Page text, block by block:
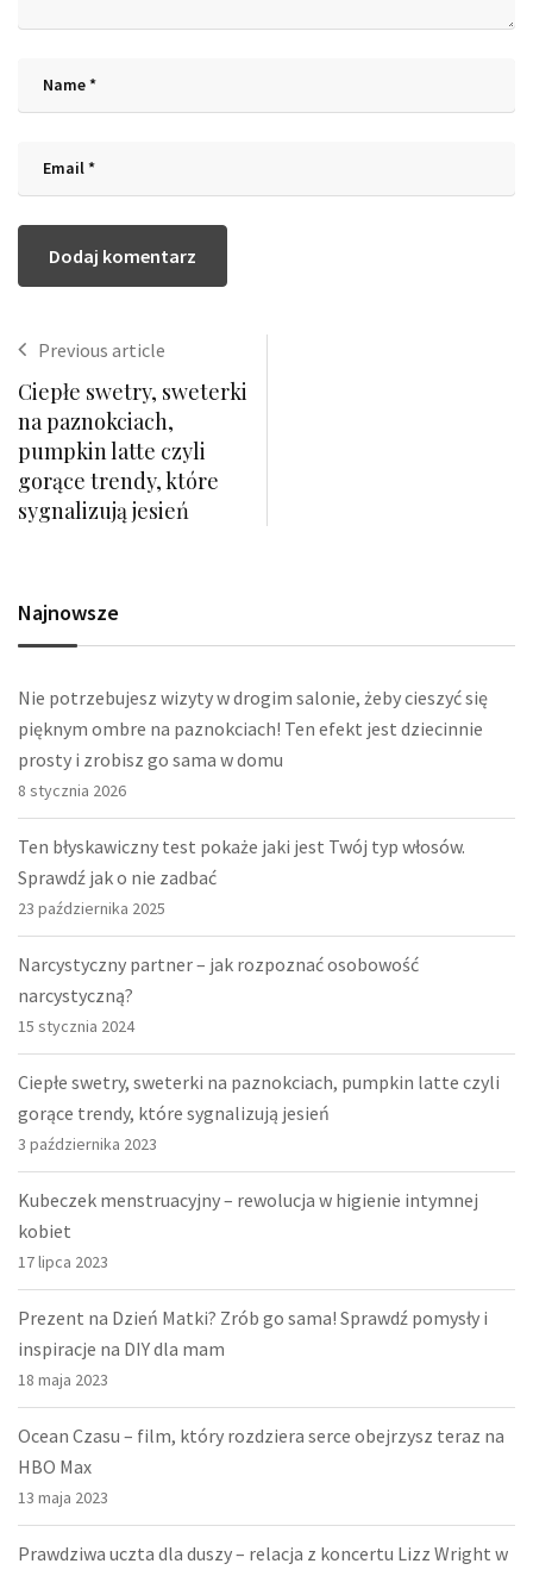
Previous article
Ciepłe swetry, sweterki
na paznokciach,
pumpkin latte czyli
gorące trendy, które
sygnalizują jesień
Najnowsze
Nie potrzebujesz wizyty w drogim salonie, żeby cieszyć się
pięknym ombre na paznokciach! Ten efekt jest dziecinnie
prosty i zrobisz go sama w domu
8 stycznia 2026
Ten błyskawiczny test pokaże jaki jest Twój typ włosów.
Sprawdź jak o nie zadbać
23 października 2025
Narcystyczny partner – jak rozpoznać osobowość
narcystyczną?
15 stycznia 2024
Ciepłe swetry, sweterki na paznokciach, pumpkin latte czyli
gorące trendy, które sygnalizują jesień
3 października 2023
Kubeczek menstruacyjny – rewolucja w higienie intymnej
kobiet
17 lipca 2023
Prezent na Dzień Matki? Zrób go sama! Sprawdź pomysły i
inspiracje na DIY dla mam
18 maja 2023
Ocean Czasu – film, który rozdziera serce obejrzysz teraz na
HBO Max
13 maja 2023
Prawdziwa uczta dla duszy – relacja z koncertu Lizz Wright w